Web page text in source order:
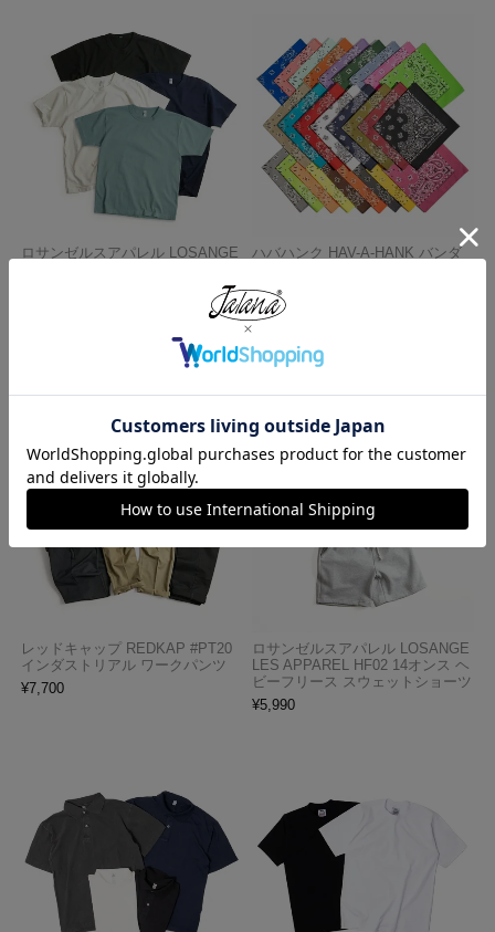
ロサンゼルスアパレル LOSANGE
半袖 バインディング ガーメント
ハバハンク HAV-A-HANK バンダ
ペイズリーTHE BANDANNA COM
PANY
¥770
レッドキャップ REDKAP #PT20
インダストリアル ワークパンツ
¥7,700
ロサンゼルスアパレル LOSANGE
LES APPAREL HF02 14オンス ヘ
ビーフリース スウェットショーツ
¥5,990